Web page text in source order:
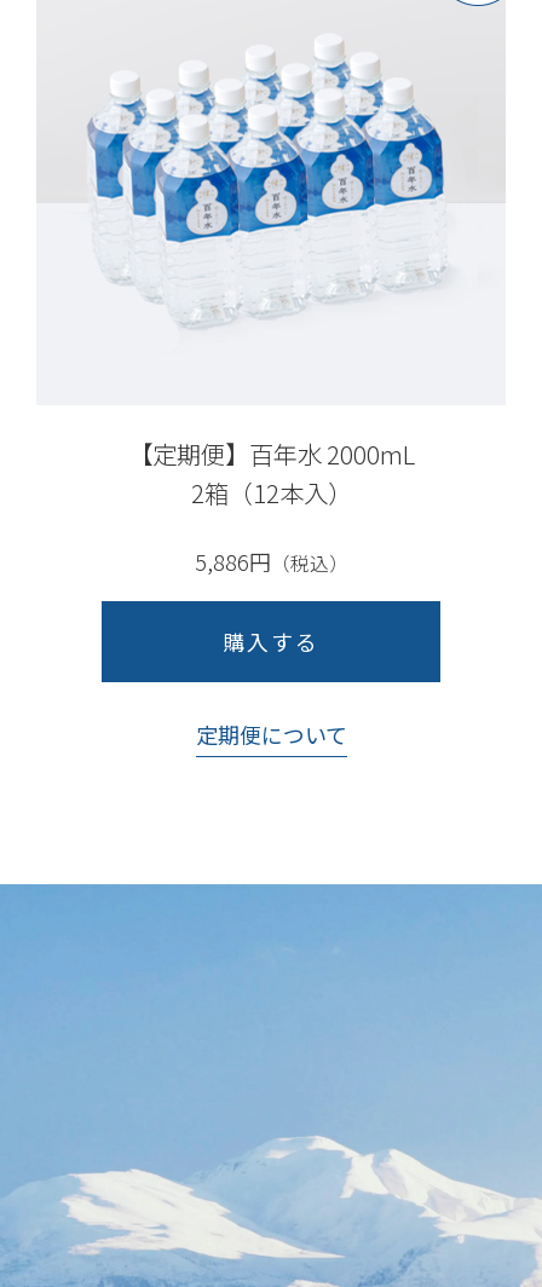
【定期便】百年水 2000mL
2箱（12本入）
5,886円 （税込）
購入する
定期便について